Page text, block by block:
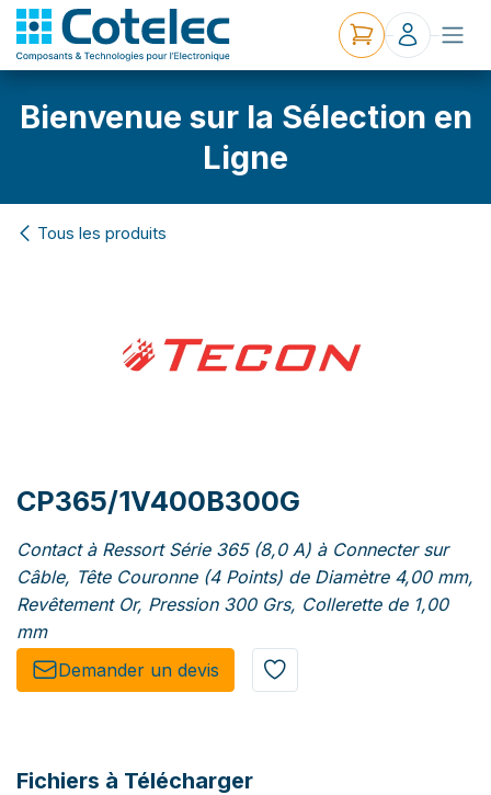
Bienvenue sur la Sélection en
Ligne
Tous les produits
CP365/1V400B300G
Contact à Ressort Série 365 (8,0 A) à Connecter sur
Câble, Tête Couronne (4 Points) de Diamètre 4,00 mm,
Revêtement Or, Pression 300 Grs, Collerette de 1,00
mm
Demander un de​​vis​​
Fichiers à Télécharger